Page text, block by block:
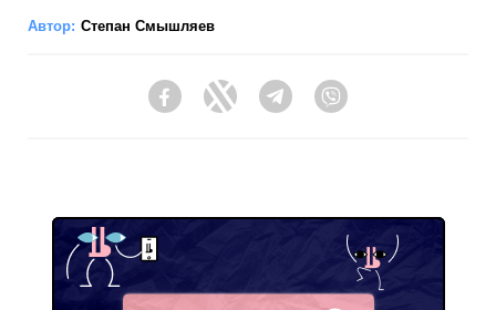
Автор: Степан Смышляев
FacebookTwitter Telegram